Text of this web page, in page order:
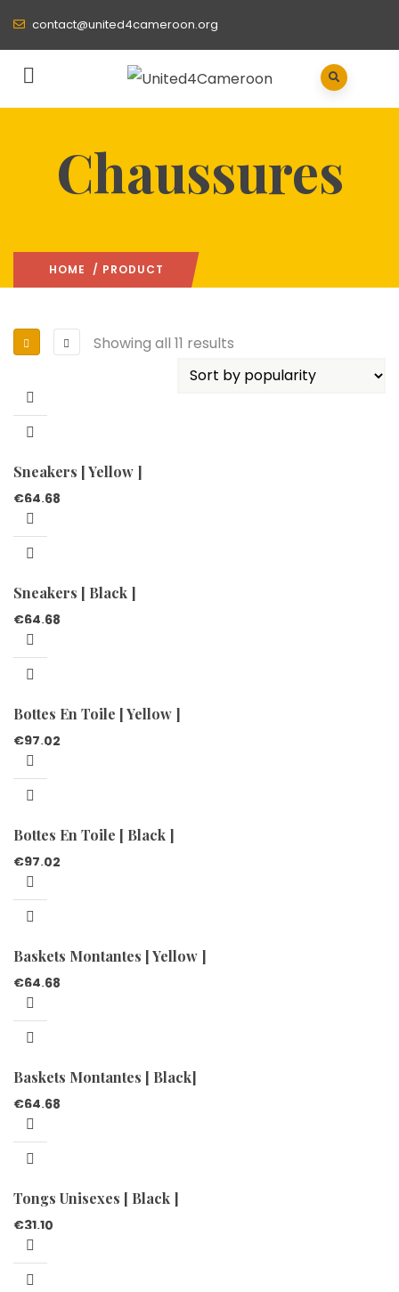
contact@united4cameroon.org
Chaussures
HOME / PRODUCT
Showing all 11 results
Sneakers [ Yellow ]
€64.68
Sneakers [ Black ]
€64.68
Bottes En Toile [ Yellow ]
€97.02
Bottes En Toile [ Black ]
€97.02
Baskets Montantes [ Yellow ]
€64.68
Baskets Montantes [ Black]
€64.68
Tongs Unisexes [ Black ]
€31.10